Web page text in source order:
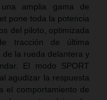
amplia gama de
pone toda la potencia
del piloto, optimizada
tracción de última
la rueda delantera y
El modo SPORT
agudizar la respuesta
el comportamiento de